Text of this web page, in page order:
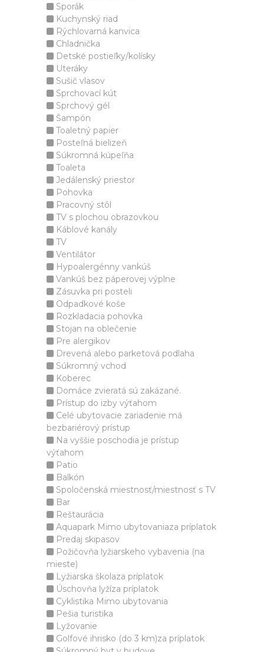
Sporák
Kuchynský riad
Rýchlovarná kanvica
Chladnička
Detské postieľky/kolísky
Uteráky
Sušič vlasov
Sprchovací kút
Sprchový gél
Šampón
Toaletný papier
Posteľná bielizeň
Súkromná kúpeľňa
Toaleta
Jedálenský priestor
Pohovka
Pracovný stôl
TV s plochou obrazovkou
Káblové kanály
TV
Ventilátor
Hypoalergénny vankúš
Vankúš bez páperovej výplne
Zásuvka pri posteli
Odpadkové koše
Rozkladacia pohovka
Stojan na oblečenie
Pre alergikov
Drevená alebo parketová podlaha
Súkromný vchod
Koberec
Domáce zvieratá sú zakázané.
Prístup do izby výťahom
Celé ubytovacie zariadenie má
bezbariérový prístup
Na vyššie poschodia je prístup
výťahom
Patio
Balkón
Spoločenská miestnosť/miestnosť s TV
Bar
Reštaurácia
Aquapark Mimo ubytovaniaza príplatok
Predaj skipasov
Požičovňa lyžiarskeho vybavenia (na
mieste)
Lyžiarska školaza príplatok
Úschovňa lyžíza príplatok
Cyklistika Mimo ubytovania
Pešia turistika
Lyžovanie
Golfové ihrisko (do 3 km)za príplatok